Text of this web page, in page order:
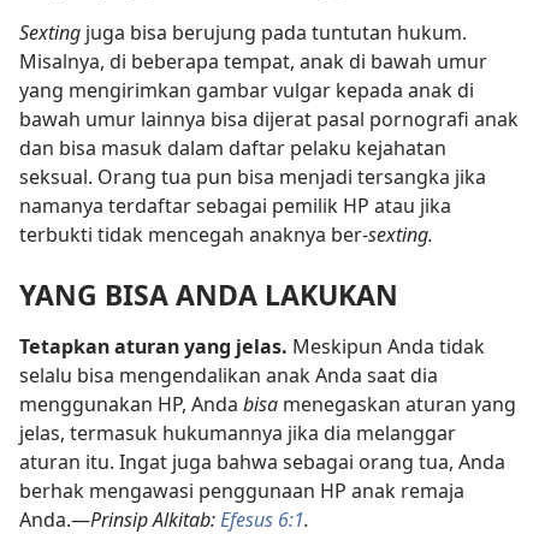
Sexting juga bisa berujung pada tuntutan hukum.
Misalnya, di beberapa tempat, anak di bawah umur
yang mengirimkan gambar vulgar kepada anak di
bawah umur lainnya bisa dijerat pasal pornografi anak
dan bisa masuk dalam daftar pelaku kejahatan
seksual. Orang tua pun bisa menjadi tersangka jika
namanya terdaftar sebagai pemilik HP atau jika
terbukti tidak mencegah anaknya ber-sexting.
YANG BISA ANDA LAKUKAN
Tetapkan aturan yang jelas. Meskipun Anda tidak
selalu bisa mengendalikan anak Anda saat dia
menggunakan HP, Anda bisa menegaskan aturan yang
jelas, termasuk hukumannya jika dia melanggar
aturan itu. Ingat juga bahwa sebagai orang tua, Anda
berhak mengawasi penggunaan HP anak remaja
Anda.—Prinsip Alkitab:Efesus 6:1.